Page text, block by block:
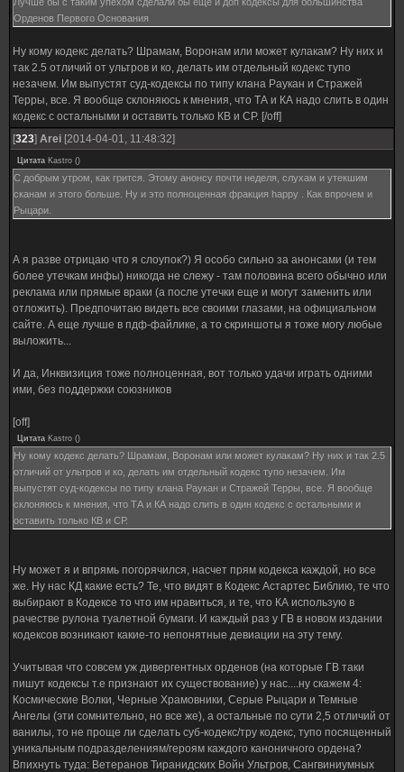
Орденов Первого Основания
Ну кому кодекс делать? Шрамам, Воронам или может кулакам? Ну них и
так 2.5 отличий от ультров и ко, делать им отдельный кодекс тупо
незачем. Им выпустят суд-кодексы по типу клана Раукан и Стражей
Терры, все. Я вообще склоняюсь к мнения, что ТА и КА надо слить в один
кодекс с остальными и оставить только КВ и СР. [/off]
[323] Arei [2014-04-01, 11:48:32]
Цитата Kastro ()
С добрым утром, как грится. Этому анонсу почти неделя, слухам и утекшим
сканам и этого больше. Ну и это полноценная фракция happy . Как впрочем и
Рыцари.
А я разве отрицаю что я слоупок?) Я особо сильно за анонсами (и тем
более утечкам инфы) никогда не слежу - там половина всего обычно или
реклама или прямые враки (а после утечки еще и могут заменить или
отложить). Предпочитаю видеть все своими глазами, на официальном
сайте. А еще лучше в пдф-файлике, а то скриншоты я тоже могу любые
выложить...
И да, Инквизиция тоже полноценная, вот только удачи играть одними
ими, без поддержки союзников
[off]
Цитата Kastro ()
Ну кому кодекс делать? Шрамам, Воронам или может кулакам? Ну них и так 2.5
отличий от ультров и ко, делать им отдельный кодекс тупо незачем. Им
выпустят суд-кодексы по типу клана Раукан и Стражей Терры, все. Я вообще
склоняюсь к мнения, что ТА и КА надо слить в один кодекс с остальными и
оставить только КВ и СР.
Ну может я и впрямь погорячился, насчет прям кодекса каждой, но все
же. Ну нас КД какие есть? Те, что видят в Кодекс Астартес Библию, те что
выбирают в Кодексе то что им нравиться, и те, что КА использую в
рачестве рулона туалетной бумаги. И каждый раз у ГВ в новом издании
кодексов возникают какие-то непонятные девиации на эту тему.
Учитывая что совсем уж дивергентных орденов (на которые ГВ таки
пишут кодексы т.е признают их существование) у нас....ну скажем 4:
Космические Волки, Черные Храмовники, Серые Рыцари и Темные
Ангелы (эти сомнительно, но все же), а остальные по сути 2,5 отличий от
ванилы, то не проще ли сделать суб-кодекс/тру кодекс, тупо посященный
уникальным подразделениям/героям каждого каноничного ордена?
Впихнуть туда: Ветеранов Тиранидских Войн Ультров, Сангвиниумных